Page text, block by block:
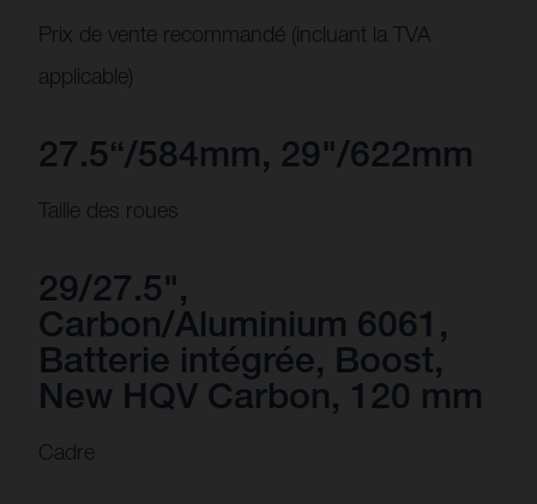
Prix de vente recommandé (incluant la TVA
applicable)
27.5“/584mm, 29"/622mm
Taille des roues
29/27.5",
Carbon/Aluminium 6061,
Batterie intégrée, Boost,
New HQV Carbon, 120 mm
Cadre